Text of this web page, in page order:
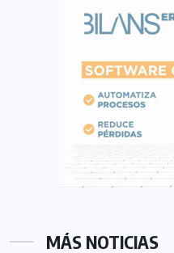
MÁS NOTICIAS